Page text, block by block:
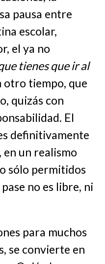
pausa entre
escolar,
el ya no
tienes que ir al
otro tiempo, que
quizás con
El
definitivamente
un realismo
sólo permitidos
no es libre, ni
para muchos
se convierte en